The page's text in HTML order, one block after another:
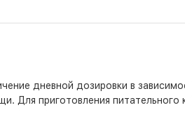
дневной дозировки в
Для приготовления питательного